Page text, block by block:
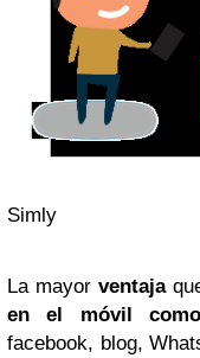
Simly
La mayor ventaja
en el móvil
facebook, blog,